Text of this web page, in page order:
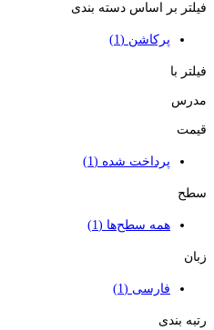
فیلتر بر اساس دسته بندی
پرکاشن (1)
فیلتر با
مدرس
قیمت
پرداخت شده (1)
سطح
همه سطح‌ها (1)
زبان
فارسی (1)
رتبه بندی